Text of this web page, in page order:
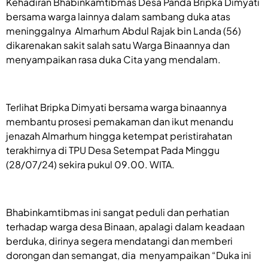
bersama warga lainnya dalam sambang duka atas
meninggalnya Almarhum Abdul Rajak bin Landa (56)
dikarenakan sakit salah satu Warga Binaannya dan
menyampaikan rasa duka Cita yang mendalam.
Terlihat Bripka Dimyati bersama warga binaannya
membantu prosesi pemakaman dan ikut menandu
jenazah Almarhum hingga ketempat peristirahatan
terakhirnya di TPU Desa Setempat Pada Minggu
(28/07/24) sekira pukul 09.00. WITA.
Bhabinkamtibmas ini sangat peduli dan perhatian
terhadap warga desa Binaan, apalagi dalam keadaan
berduka, dirinya segera mendatangi dan memberi
dorongan dan semangat, dia menyampaikan “Duka ini